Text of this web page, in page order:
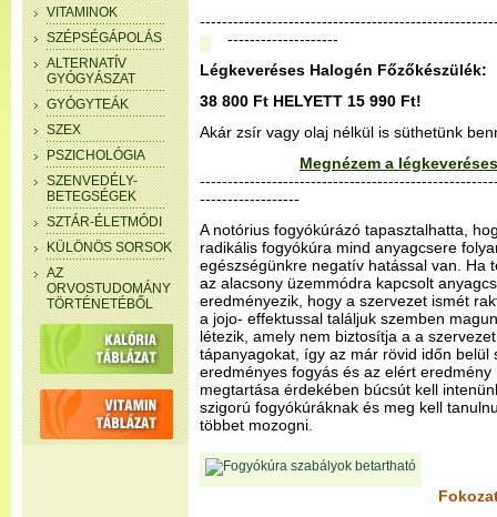
VITAMINOK
SZÉPSÉGÁPOLÁS
ALTERNATÍV
GYÓGYÁSZAT
GYÓGYTEÁK
SZEX
PSZICHOLÓGIA
SZENVEDÉLY-
BETEGSÉGEK
SZTÁR-ÉLETMÓDI
KÜLÖNÖS SORSOK
AZ
ORVOSTUDOMÁNY
TÖRTÉNETÉBŐL
--------------------
Légkeveréses Halogén Főzőkészülék:
38 800 Ft HELYETT 15 990 Ft!
Akár zsír vagy olaj nélkül is süthetünk
Megnézem a
------------------
A notórius fogyókúrázó tapasztalhatta,
radikális fogyókúra mind anyagcsere
egészségünkre negatív hatással van. Ha
az alacsony üzemmódra kapcsolt
eredményezik, hogy a szervezet ismét
a jojo- effektussal találjuk szemben
létezik, amely nem biztosítja a a
tápanyagokat, így az már rövid időn belül
eredményes fogyás és az elért eredmény
megtartása érdekében búcsút kell
szigorú fogyókúráknak és meg kell
többet mozogni.